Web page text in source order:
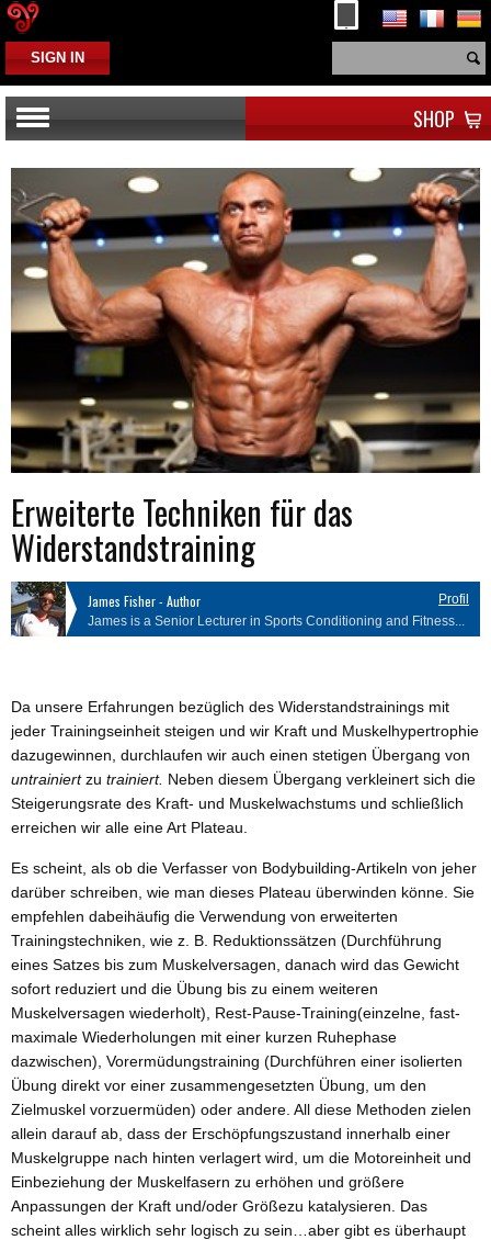
SIGN IN
SHOP
Erweiterte Techniken für das
Widerstandstraining
Profil
James Fisher - Author
James is a Senior Lecturer in Sports Conditioning and Fitness...
Da unsere Erfahrungen bezüglich des Widerstandstrainings mit
jeder Trainingseinheit steigen und wir Kraft und Muskelhypertrophie
dazugewinnen, durchlaufen wir auch einen stetigen Übergang von
untrainiertzu trainiert. Neben diesem Übergang verkleinert sich die
Steigerungsrate des Kraft- und Muskelwachstums und schließlich
erreichen wir alle eine Art Plateau.
Es scheint, als ob die Verfasser von Bodybuilding-Artikeln von jeher
darüber schreiben, wie man dieses Plateau überwinden könne. Sie
empfehlen dabeihäufig die Verwendung von erweiterten
Trainingstechniken, wie z. B. Reduktionssätzen (Durchführung
eines Satzes bis zum Muskelversagen, danach wird das Gewicht
sofort reduziert und die Übung bis zu einem weiteren
Muskelversagen wiederholt), Rest-Pause-Training(einzelne, fast-
maximale Wiederholungen mit einer kurzen Ruhephase
dazwischen), Vorermüdungstraining (Durchführen einer isolierten
Übung direkt vor einer zusammengesetzten Übung, um den
Zielmuskel vorzuermüden) oder andere. All diese Methoden zielen
allein darauf ab, dass der Erschöpfungszustand innerhalb einer
Muskelgruppe nach hinten verlagert wird, um die Motoreinheit und
Einbeziehung der Muskelfasern zu erhöhen und größere
Anpassungen der Kraft und/oder Größezu katalysieren. Das
scheint alles wirklich sehr logisch zu sein…aber gibt es überhaupt